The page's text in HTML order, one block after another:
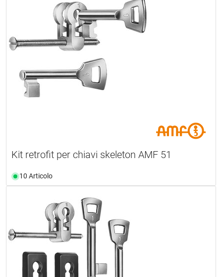
Kit retrofit per chiavi skeleton AMF 51
10 Articolo